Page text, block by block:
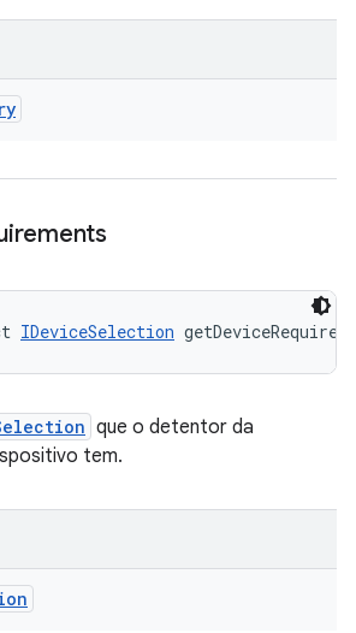
IDeviceSelection
que o detentor da
tem.